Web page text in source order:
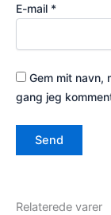
E-mail *
Gem mit
gang jeg
Relaterede varer